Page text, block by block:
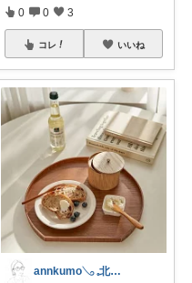
0 0 3
コレ いいね
annkumo𓂅 𓈒北欧ゆるミニマル